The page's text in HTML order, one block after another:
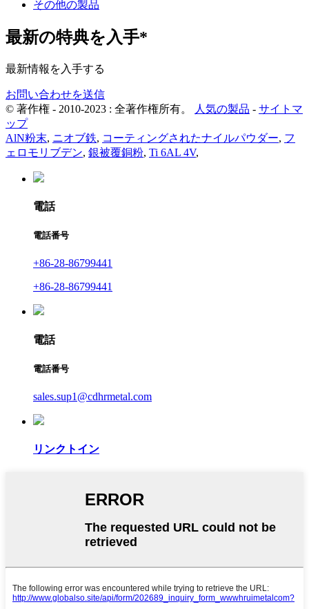
その他の製品
最新の特典を入手*
最新情報を入手する
お問い合わせを送信
© 著作権 - 2010-2023 : 全著作権所有。
人気の製品 - サイトマ
ップ
AlN粉末, ニオブ鉄, コーティングされたナイルパウダー, フ
ェロモリブデン, 銀被覆銅粉, Ti 6AL 4V,
電話
電話番号
+86-28-86799441
+86-28-86799441
電話
電話番号
sales.sup1@cdhrmetal.com
リンクトイン